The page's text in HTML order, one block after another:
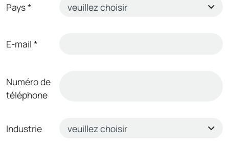
Pays*
E-mail *
Numéro de
téléphone
Industrie